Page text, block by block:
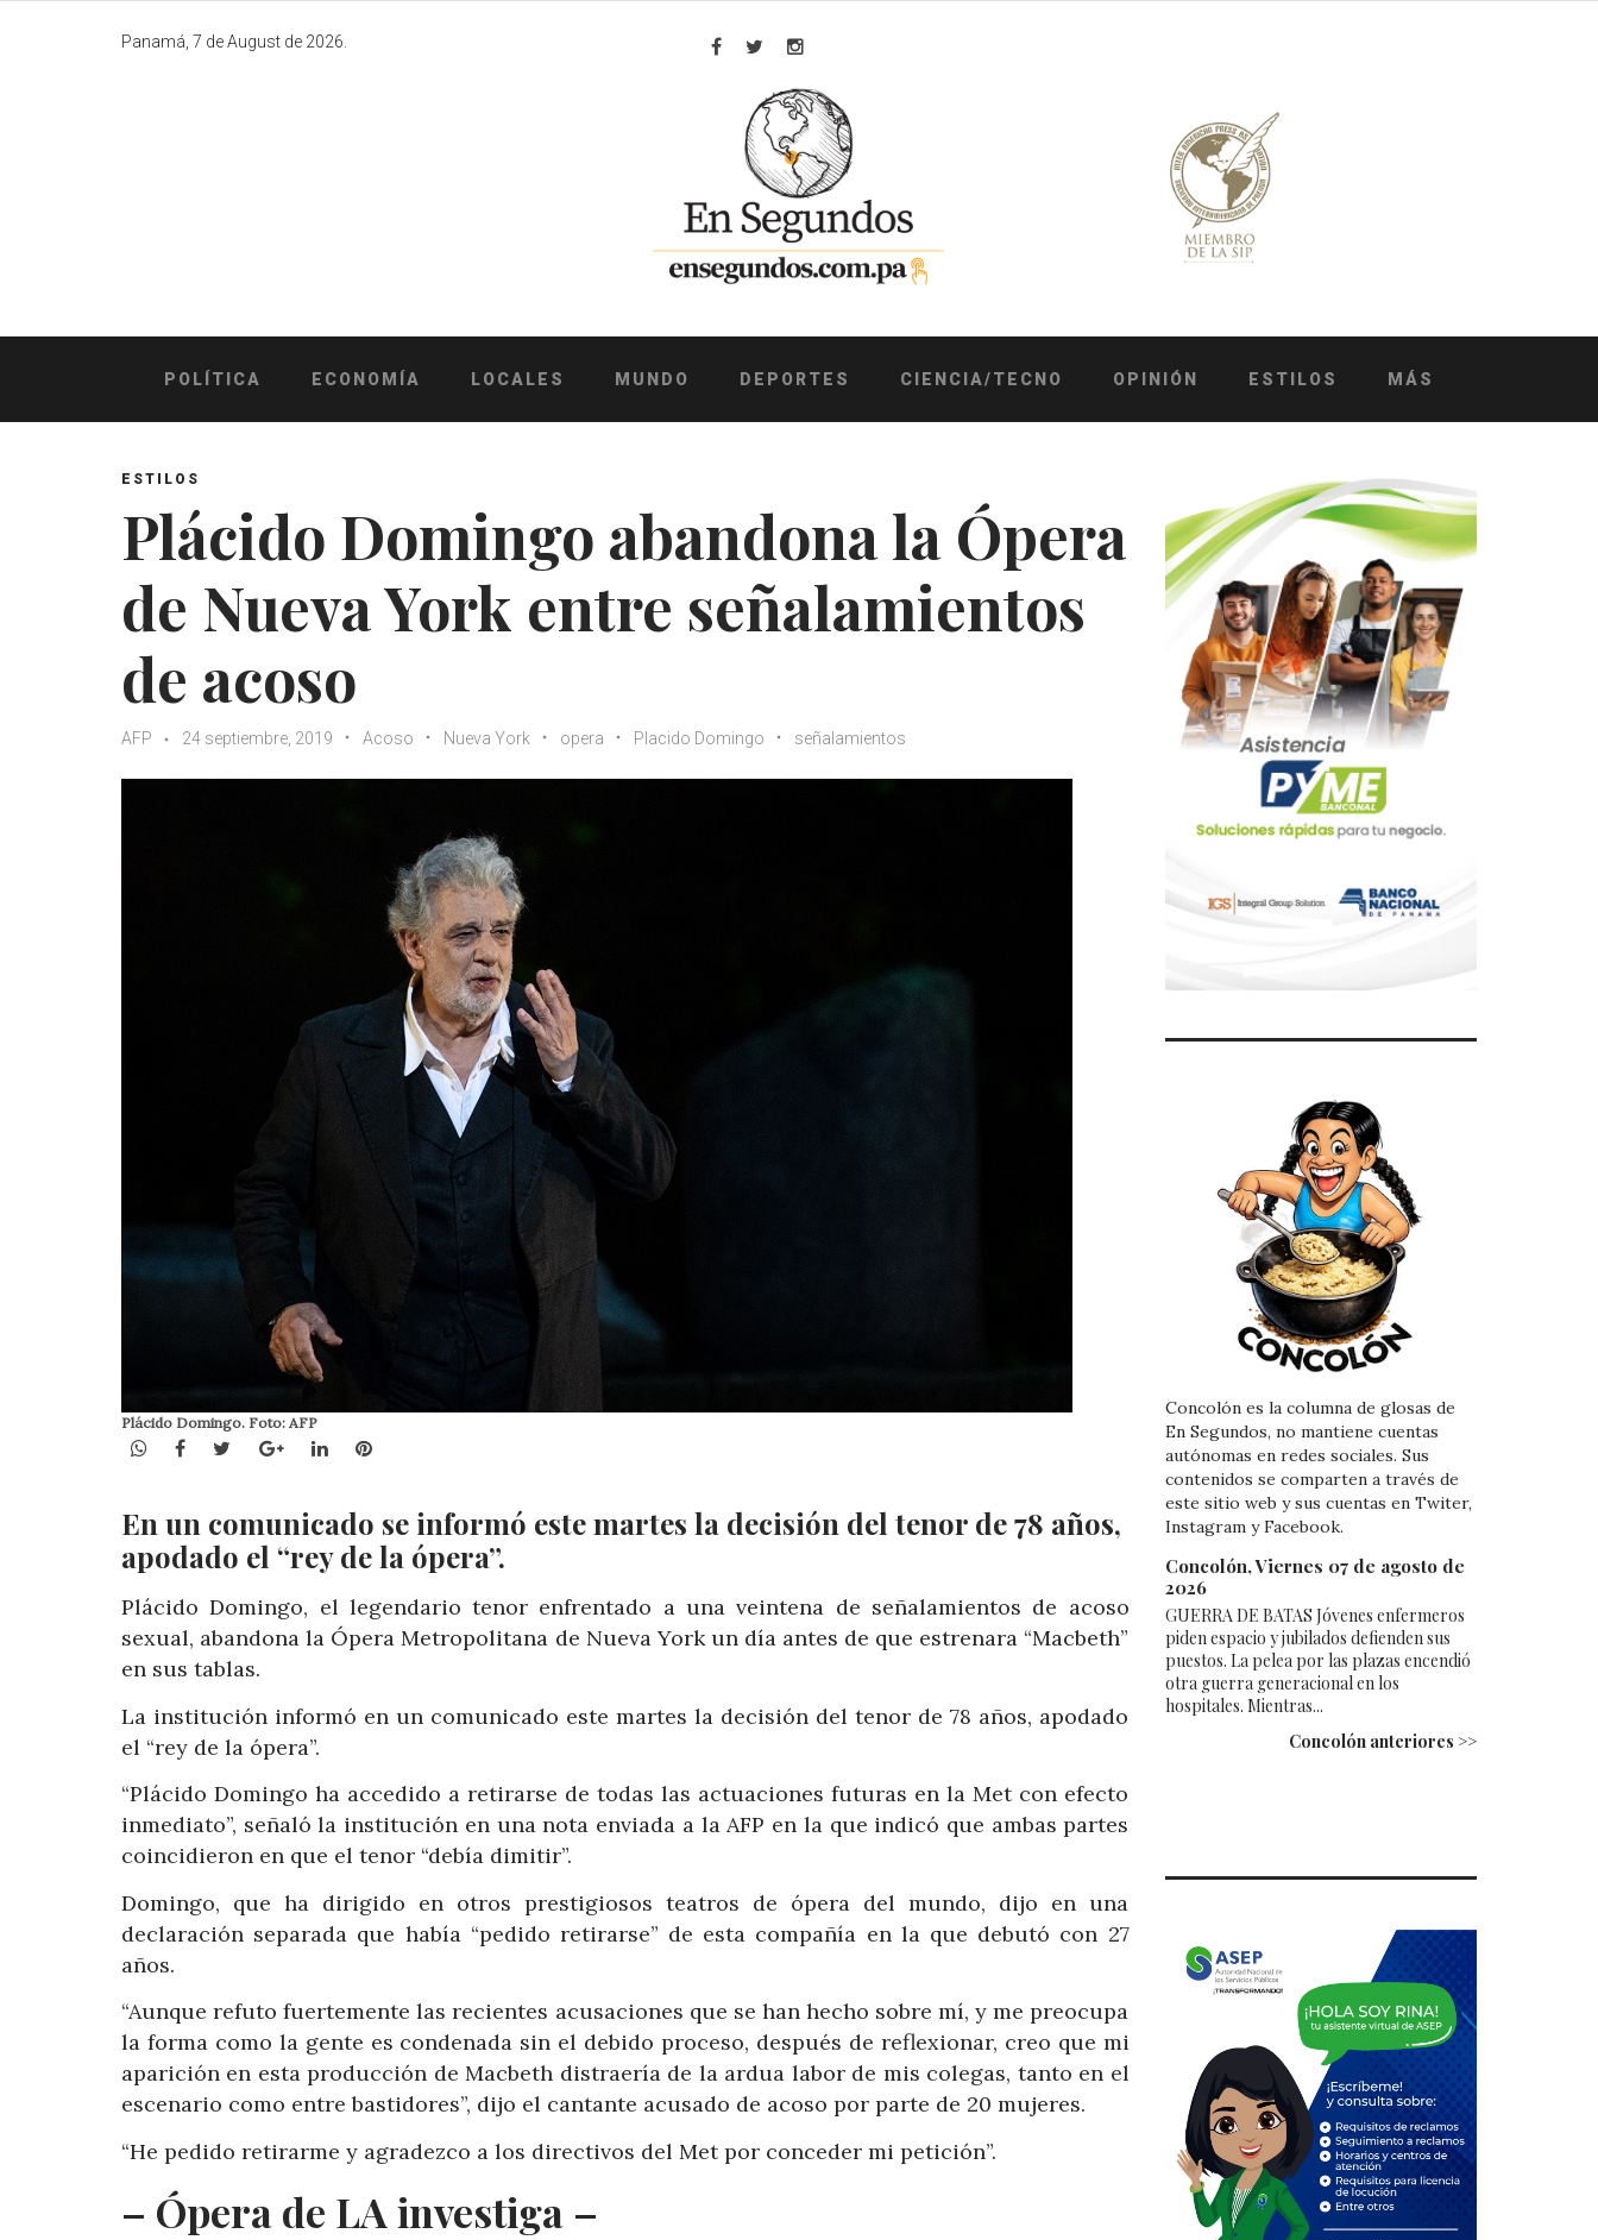
Panamá, 7 de August de 2026.
Facebook
TwitterInstagram
POLÍTICA ECONOMÍA LOCALES MUNDO DEPORTES CIENCIA/TECNO OPINIÓN ESTILOS MÁS
ESTILOS
Plácido Domingo abandona la Ópera
de Nueva York entre señalamientos
de acoso
AFP 24 septiembre, 2019 Acoso Nueva York opera Placido Domingo señalamientos
Plácido Domingo. Foto: AFP
WhatsApp
Facebook
TwitterGoogle+LinkedInPinterest
En un comunicado se informó este martes la decisión del tenor de 78 años,
apodado el “rey de la ópera”.
Plácido Domingo, el legendario tenor enfrentado a una veintena de señalamientos de acoso
sexual, abandona la Ópera Metropolitana de Nueva York un día antes de que estrenara “Macbeth”
en sus tablas.
La institución informó en un comunicado este martes la decisión del tenor de 78 años, apodado
el “rey de la ópera”.
“Plácido Domingo ha accedido a retirarse de todas las actuaciones futuras en la Met con efecto
inmediato”, señaló la institución en una nota enviada a la AFP en la que indicó que ambas partes
coincidieron en que el tenor “debía dimitir”.
Domingo, que ha dirigido en otros prestigiosos teatros de ópera del mundo, dijo en una
declaración separada que había “pedido retirarse” de esta compañía en la que debutó con 27
años.
“Aunque refuto fuertemente las recientes acusaciones que se han hecho sobre mí, y me preocupa
la forma como la gente es condenada sin el debido proceso, después de reflexionar, creo que mi
aparición en esta producción de Macbeth distraería de la ardua labor de mis colegas, tanto en el
escenario como entre bastidores”, dijo el cantante acusado de acoso por parte de 20 mujeres.
“He pedido retirarme y agradezco a los directivos del Met por conceder mi petición”.
– Ópera de LA investiga –
Concolón es la columna de glosas de
En Segundos, no mantiene cuentas
autónomas en redes sociales. Sus
contenidos se comparten a través de
este sitio web y sus cuentas en Twiter,
Instagram y Facebook.
Concolón, Viernes 07 de agosto de
2026
GUERRA DE BATAS Jóvenes enfermeros
piden espacio y jubilados defienden sus
puestos. La pelea por las plazas encendió
otra guerra generacional en los
hospitales. Mientras...
Concolón anteriores >>